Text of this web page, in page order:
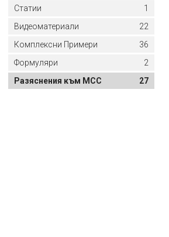
Статии
1
Видеоматериали
22
Комплексни Примери
36
Формуляри
2
Разяснения към МСС
27